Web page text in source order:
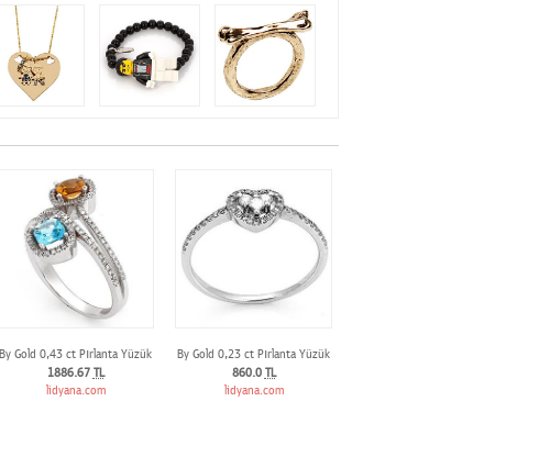
By Gold 0,43 ct Pırlanta Yüzük
1886.67 TL
lidyana.com
By Gold 0,23 ct Pırlanta Yüzük
860.0 TL
lidyana.com